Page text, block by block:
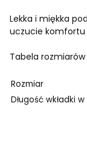
Lekka i miękka
uczucie komfortu
Tabela rozmiarów
Rozmiar
Długość wkładki